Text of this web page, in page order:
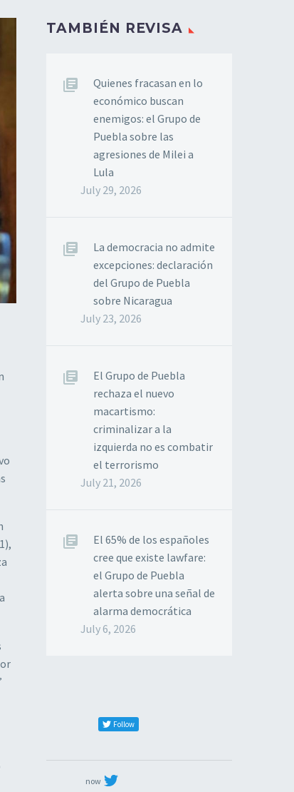
TAMBIÉN REVISA
Quienes fracasan en lo
económico buscan
enemigos: el Grupo de
Puebla sobre las
agresiones de Milei a
Lula
July 29, 2026
La democracia no admite
excepciones: declaración
del Grupo de Puebla
sobre Nicaragua
July 23, 2026
El Grupo de Puebla
rechaza el nuevo
macartismo:
criminalizar a la
izquierda no es combatir
el terrorismo
July 21, 2026
El 65% de los españoles
cree que existe lawfare:
el Grupo de Puebla
alerta sobre una señal de
alarma democrática
July 6, 2026
Follow
now